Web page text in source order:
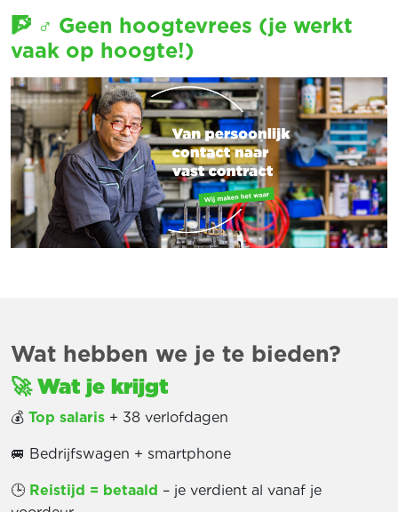
🧗 ♂ Geen hoogtevrees (je werkt
vaak op hoogte!)
Wat hebben we je te bieden?
🚀Wat je krijgt
💰 Top salaris + 38 verlofdagen
🚐 Bedrijfswagen + smartphone
🕒 Reistijd = betaald – je verdient al vanaf je